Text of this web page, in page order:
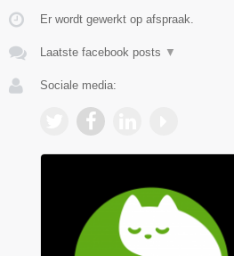
Er wordt gewerkt op afspraak.
Laatste facebook posts ▼
Sociale media: